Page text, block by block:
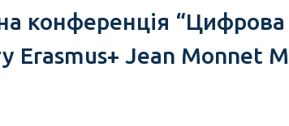
конференція “Цифрова
Erasmus+ Jean Monnet